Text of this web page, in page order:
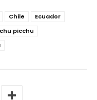
Chile
Ecuador
picchu